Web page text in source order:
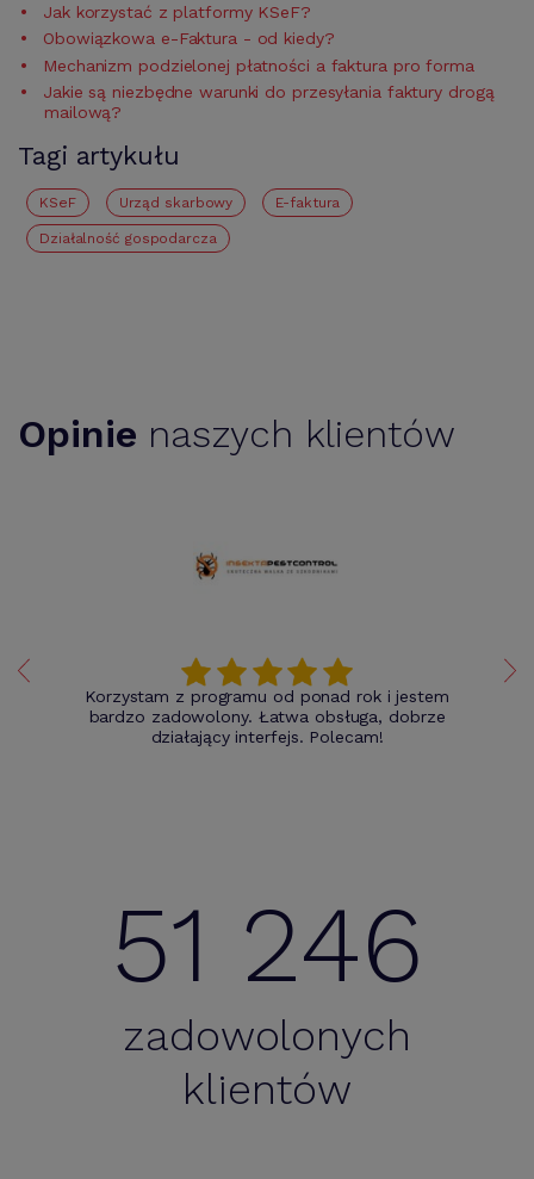
Jak korzystać z platformy KSeF?
Obowiązkowa e-Faktura - od kiedy?
Mechanizm podzielonej płatności a faktura pro forma
Jakie są niezbędne warunki do przesyłania faktury drogą
mailową?
Tagi artykułu
KSeF urząd skarbowy E-faktura
działalność gospodarcza
Opinie naszych klientów
Korzystam z programu od ponad rok i jestem
bardzo zadowolony. Łatwa obsługa, dobrze
działający interfejs. Polecam!
51 246
zadowolonych
klientów